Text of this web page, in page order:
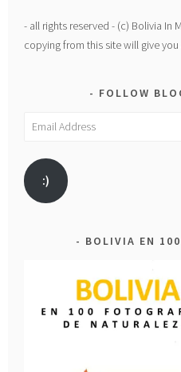
- all rights reserved - (c) Bolivia In
copying from this site will give
FOLLOW
Email
:)
BOLIVIA EN